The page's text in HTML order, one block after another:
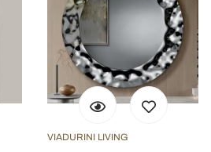
VIADURINI LIVING